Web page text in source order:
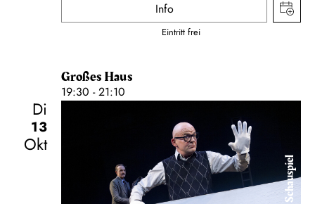
Info
Eintritt frei
Großes Haus
19:30 - 21:10
Di
13
Okt
Schauspiel